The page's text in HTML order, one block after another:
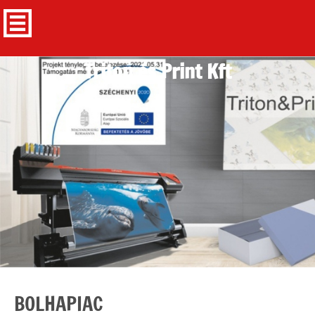
Triton és Print Kft
BOLHAPIAC